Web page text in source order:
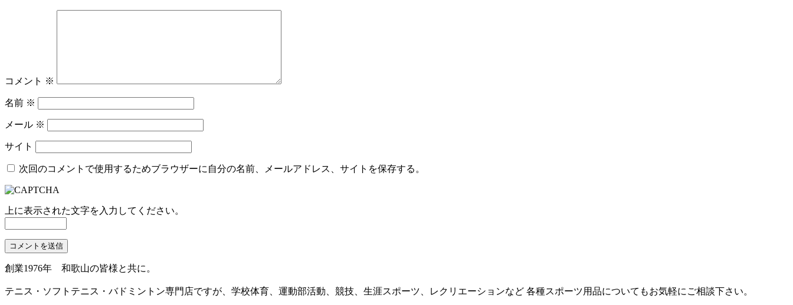
コメント ※
名前 ※
メール ※
サイト
次回のコメントで使用するためブラウザーに自分の名前、メールアドレス、サイトを保存する。
上に表示された文字を入力してください。
創業1976年 和歌山の皆様と共に。
テニス・ソフトテニス・バドミントン専門店ですが、学校体育、運動部活動、競技、生涯スポーツ、レクリエーションなど 各種スポーツ用品についてもお気軽にご相談下さい。